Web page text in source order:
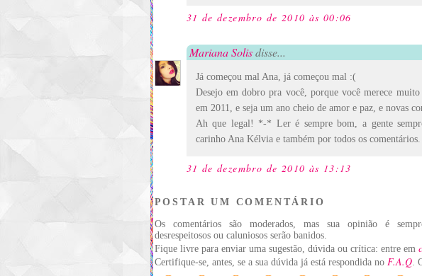
31 de dezembro de 2010 às 00:06
Mariana Solisdisse...
Já começou mal Ana, já começou mal :(
Desejo em dobro pra você, porque você merece
em 2011, e seja um ano cheio de amor e paz, e novas
Ah que legal! *-* Ler é sempre bom, a gente
carinho Ana Kélvia e também por todos os
31 de dezembro de 2010 às 13:13
POSTAR UM COMENTÁRIO
Os comentários são moderados, mas sua opinião é
desrespeitosos ou caluniosos serão banidos.
Fique livre para enviar uma sugestão, dúvida ou crítica: entre em
Certifique-se, antes, se a sua dúvida já está respondida no F.A.Q.